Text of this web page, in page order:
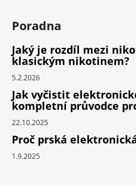
Poradna
Jaký je rozdíl mezi
klasickým nikotinem?
5.2.2026
Jak vyčistit
kompletní průvodce
22.10.2025
Proč prská
1.9.2025